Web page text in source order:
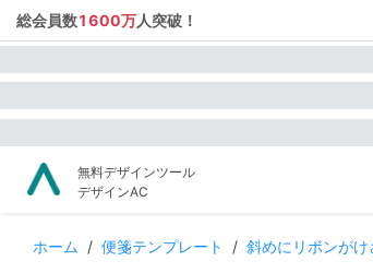
総会員数1600万人突破！
無料デザインツール
デザインAC
ホーム / 便箋テンプレート / 斜めにリボンが